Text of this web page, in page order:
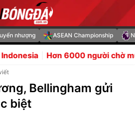
nhượng ASEAN Championship
chờ mua vé bán kết ASEAN
Bellingham gửi
biệt